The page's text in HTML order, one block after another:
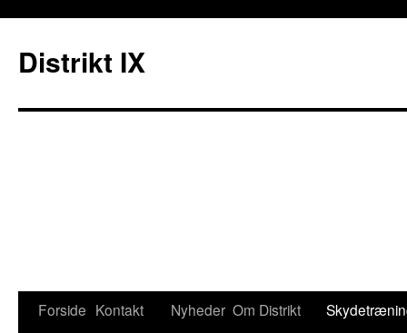
Distrikt IX
Forside Kontakt
Nyheder Om Distrikt